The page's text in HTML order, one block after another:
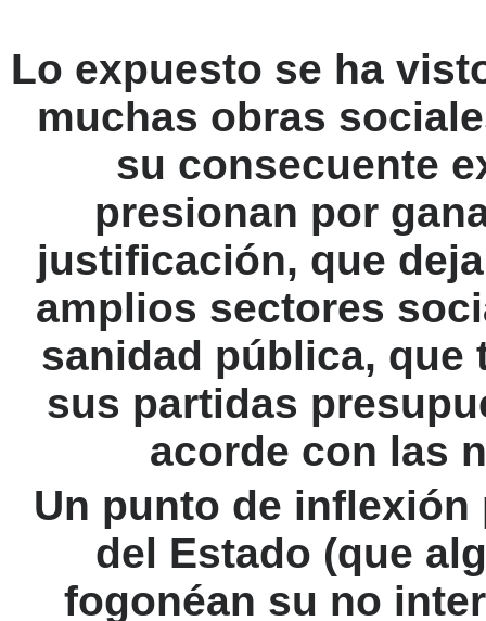
Lo expuesto se ha
muchas obras
su consecuente
presionan por
justificación, que
amplios sectores
sanidad pública, que
sus partidas
acorde con las
Un punto de
del Estado (que
fogonéan su no